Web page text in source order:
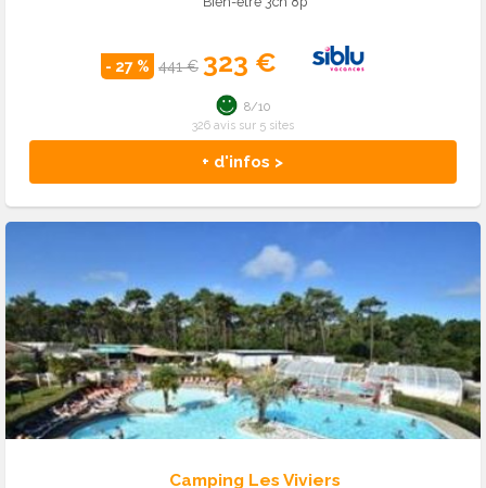
- 27 % 441 € 323 €
+ d'infos >
8/10
326 avis sur 5 sites
Camping Les Viviers